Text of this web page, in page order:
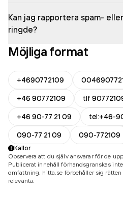
Kan jag rapportera spam-
ringde?
Möjliga format
+4690772109
+46 90772109
tlf
+46 90-77 21 09
tel:+46-
090-77 21 09
090-772109
Källor
Observera att du själv ansvarar för de
Publicerat innehåll förhandsgranskas
omfattning. hitta.se förbehåller sig
relevanta.